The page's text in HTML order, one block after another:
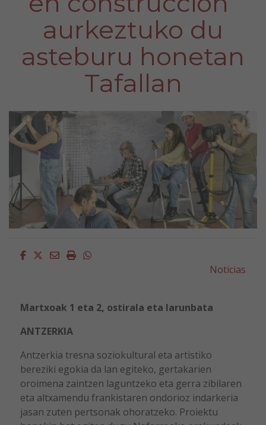
aurkeztuko du
asteburu honetan
Tafallan
Facebook
Twitter
EmailImprimirWhatsapp
Noticias
Martxoak 1 eta 2, ostirala eta larunbata
ANTZERKIA
Antzerkia tresna soziokultural eta artistiko
bereziki egokia da lan egiteko, gertakarien
oroimena zaintzen laguntzeko eta gerra zibilaren
eta altxamendu frankistaren ondorioz indarkeria
jasan zuten pertsonak ohoratzeko. Proiektu